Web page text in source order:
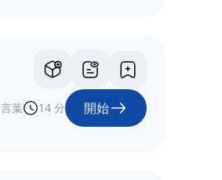
言葉 14 分 開始